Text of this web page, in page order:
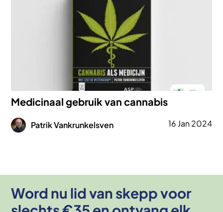
Medicinaal gebruik van cannabis
Afbeelding
Patrik Vankrunkelsven 16 Jan 2024
Word nu lid van skepp voor